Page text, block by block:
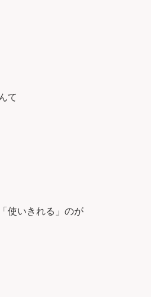
て
使いきれる」のが